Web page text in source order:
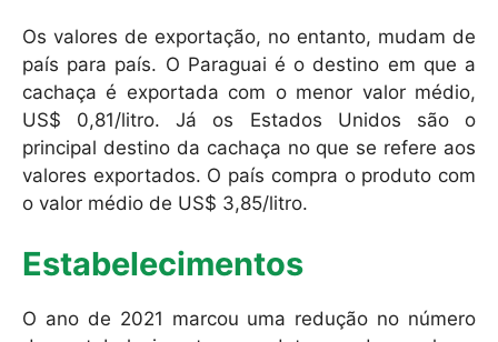
Os valores de exportação, no entanto, mudam de
país para país. O Paraguai é o destino em que a
cachaça é exportada com o menor valor médio,
US$ 0,81/litro. Já os Estados Unidos são o
principal destino da cachaça no que se refere aos
valores exportados. O país compra o produto com
o valor médio de US$ 3,85/litro.
Estabelecimentos
O ano de 2021 marcou uma redução no número